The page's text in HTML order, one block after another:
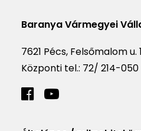
Baranya Vármegyei
7621 Pécs, Felsőmalom u.
Központi tel.: 72/ 214-050